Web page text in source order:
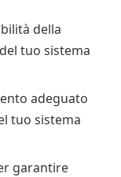
della
tuo sistema
adeguato
tuo sistema
garantire